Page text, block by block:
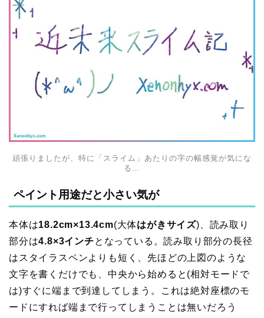
頑張りましたが、特に「スライム」あたりの字の幅感覚が気にな
る…
ペイント用途だと小さい気が
本体は18.2cm×13.4cm(大体はがきサイズ)、読み取り
部分は4.8×3インチとなっている。読み取り部分の長径
はスタイラスペンよりも短く、先ほどの上図のような
文字を書くだけでも、中央から始めると(相対モードで
は)すぐに端まで到達してしまう。これは絶対座標のモ
ードにすれば端まで行ってしまうことは無いだろう